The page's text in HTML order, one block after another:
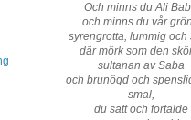
Och minns du Ali
och minns du vår
syrengrotta, lummig och
där mörk som den
sultanan av Saba
och brunögd och
smal,
du satt och förtalde